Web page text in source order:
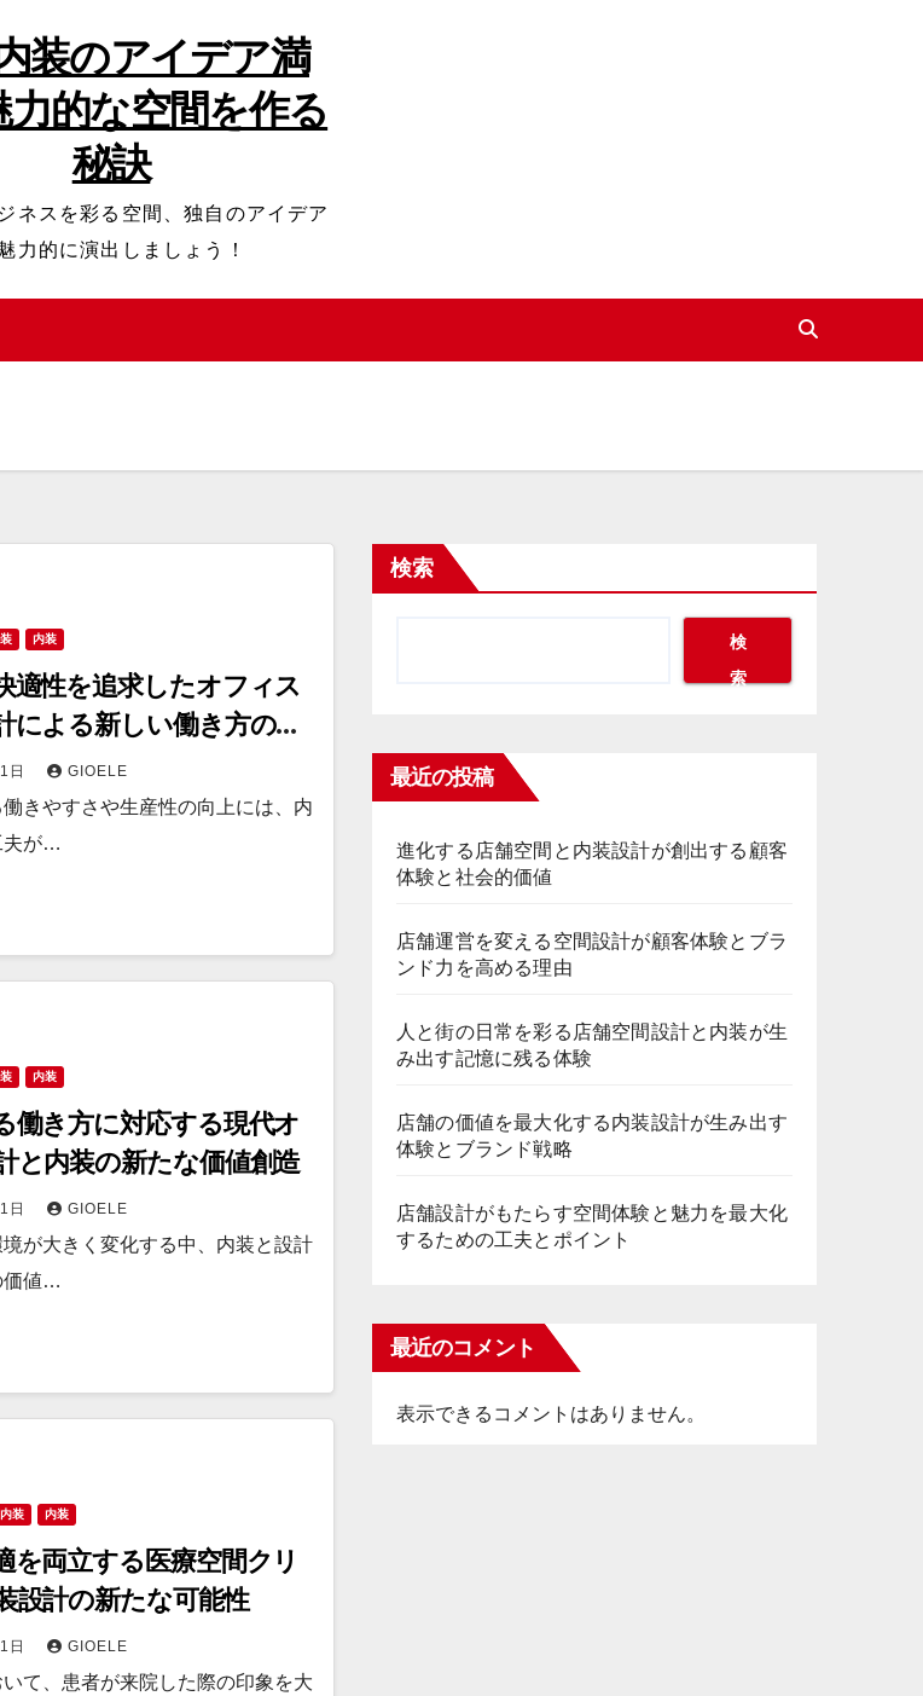
装のアイデア満
力的な空間を作る
秘訣
ネスを彩る空間、独自のアイデア
力的に演出しましょう！
内装
適性を追求したオフィス
による新しい働き方の創
日 GIOELE
きやすさや生産性の向上には、内
夫が…
内装
働き方に対応する現代オ
と内装の新たな価値創造
日 GIOELE
が大きく変化する中、内装と設計
価値…
装 内装
を両立する医療空間クリ
設計の新たな可能性
日 GIOELE
て、患者が来院した際の印象を大
検索
検
索
最近の投稿
進化する店舗空間と内装設計が創出する顧客
体験と社会的価値
店舗運営を変える空間設計が顧客体験とブラ
ンド力を高める理由
人と街の日常を彩る店舗空間設計と内装が生
み出す記憶に残る体験
店舗の価値を最大化する内装設計が生み出す
体験とブランド戦略
店舗設計がもたらす空間体験と魅力を最大化
するための工夫とポイント
最近のコメント
表示できるコメントはありません。